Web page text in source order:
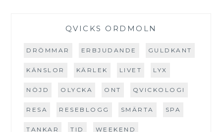
QVICKS ORDMOLN
DRÖMMAR ERBJUDANDE GULDKANT
KÄNSLOR KÄRLEK LIVET LYX
NÖJD OLYCKA ONT QVICKOLOGI
RESA RESEBLOGG SMÄRTA SPA
TANKAR TID WEEKEND